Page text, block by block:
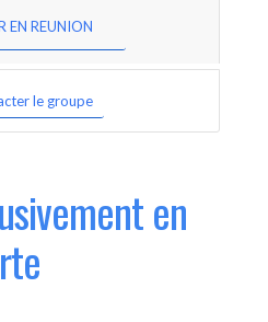
EN REUNION
le groupe
en